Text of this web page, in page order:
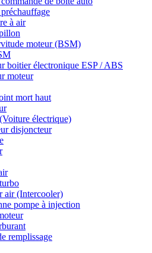
à air
moteur (BSM)
boitier électronique ESP / ABS
moteur
mort haut
électrique)
disjoncteur
air (Intercooler)
pompe à injection
remplissage